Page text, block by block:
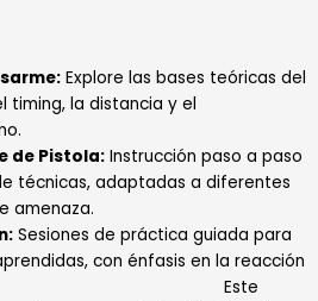
Explore las bases teóricas del
timing, la distancia y el
de Pistola: Instrucción paso a paso
técnicas, adaptadas a diferentes
amenaza.
Sesiones de práctica guiada para
con énfasis en la reacción
Este